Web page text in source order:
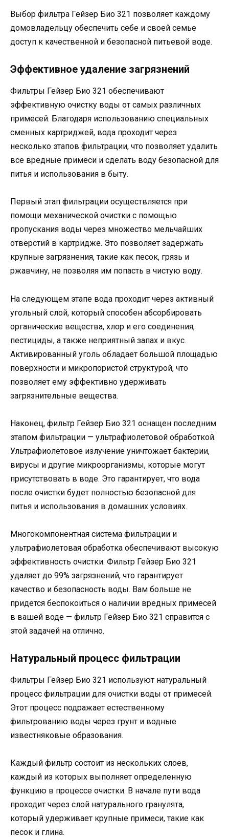
Выбор фильтра Гейзер Био 321 позволяет каждому
домовладельцу обеспечить себе и своей семье
доступ к качественной и безопасной питьевой воде.
Эффективное удаление загрязнений
Фильтры Гейзер Био 321 обеспечивают
эффективную очистку воды от самых различных
примесей. Благодаря использованию специальных
сменных картриджей, вода проходит через
несколько этапов фильтрации, что позволяет удалить
все вредные примеси и сделать воду безопасной для
питья и использования в быту.
Первый этап фильтрации осуществляется при
помощи механической очистки с помощью
пропускания воды через множество мельчайших
отверстий в картридже. Это позволяет задержать
крупные загрязнения, такие как песок, грязь и
ржавчину, не позволяя им попасть в чистую воду.
На следующем этапе вода проходит через активный
угольный слой, который способен абсорбировать
органические вещества, хлор и его соединения,
пестициды, а также неприятный запах и вкус.
Активированный уголь обладает большой площадью
поверхности и микропористой структурой, что
позволяет ему эффективно удерживать
загрязнительные вещества.
Наконец, фильтр Гейзер Био 321 оснащен последним
этапом фильтрации — ультрафиолетовой обработкой.
Ультрафиолетовое излучение уничтожает бактерии,
вирусы и другие микроорганизмы, которые могут
присутствовать в воде. Это гарантирует, что вода
после очистки будет полностью безопасной для
питья и использования в домашних условиях.
Многокомпонентная система фильтрации и
ультрафиолетовая обработка обеспечивают высокую
эффективность очистки. Фильтр Гейзер Био 321
удаляет до 99% загрязнений, что гарантирует
качество и безопасность воды. Вам больше не
придется беспокоиться о наличии вредных примесей
в вашей воде — фильтр Гейзер Био 321 справится с
этой задачей на отлично.
Натуральный процесс фильтрации
Фильтры Гейзер Био 321 используют натуральный
процесс фильтрации для очистки воды от примесей.
Этот процесс подражает естественному
фильтрованию воды через грунт и водные
известняковые образования.
Каждый фильтр состоит из нескольких слоев,
каждый из которых выполняет определенную
функцию в процессе очистки. В начале пути вода
проходит через слой натурального гранулята,
который удерживает крупные примеси, такие как
песок и глина.